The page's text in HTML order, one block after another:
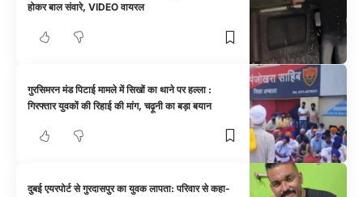
होकर बाल संवारे, VIDEO वायरल
गुरसिमरन मंड पिटाई मामले में सिखों का थाने पर हल्ला :
गिरफ्तार युवकों की रिहाई की मांग, चढ़ूनी का बड़ा बयान
दुबई एयरपोर्ट से गुरदासपुर का युवक लापता: परिवार से कहा-